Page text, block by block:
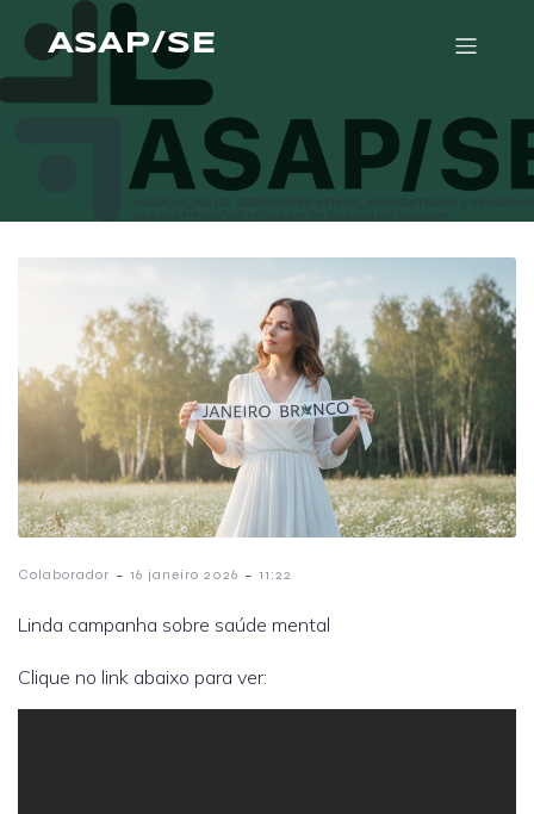
ASAP/SE
Colaborador - 16 janeiro 2026 - 11:22
Linda campanha sobre saúde mental
Clique no link abaixo para ver: